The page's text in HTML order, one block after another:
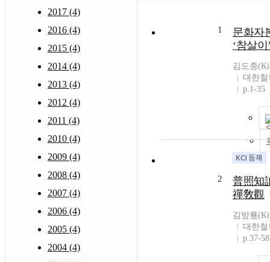
2017 (4)
2016 (4)
2015 (4)
2014 (4)
2013 (4)
2012 (4)
2011 (4)
2010 (4)
2009 (4)
2008 (4)
2007 (4)
2006 (4)
2005 (4)
2004 (4)
1
문화자
‘참살
김도종
대한철
p.1-35
2
普照知
禪敎觀
김방룡
대한철
p.37-58